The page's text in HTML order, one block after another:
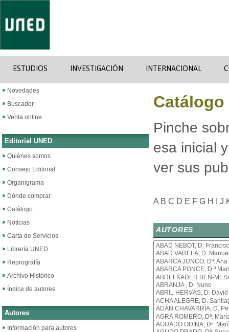
ESTUDIOS INVESTIGACIÓN INTERNACIONAL
Novedades
Buscador
Venta online
Editorial UNED
Quiénes somos
Consejo Editorial
Organigrama
Dónde comprar
Catálogo
Noticias
Carta de Servicios
Librería UNED
Reprografía
Archivo Histórico
Índice de autores
Autores
Información para autores
Pinche
esa inicial
ver sus
A B C D E F G H J
AUTORES